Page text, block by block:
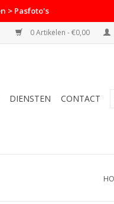
> Pasfoto's
0 Artikelen - €0,00
DIENSTEN CONTACT